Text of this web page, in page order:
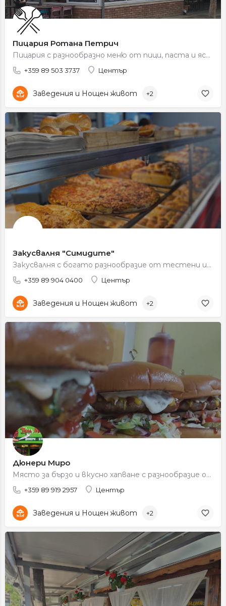
Пицария Ротана Петрич
Пицария с разнообразно меню от пици, паста и ястия, подходяща за семейни и приятелски срещи.
+359 89 503 3737 Център
Заведения и Нощен живот +2
Закусвалня "Симидите"
Закусвалня с богато разнообразие от тестени изделия, сандвичи и топли закуски.
+359 89 904 0400 Център
Заведения и Нощен живот +2
Дюнери Миро
Място за бързо и вкусно хапване с разнообразие от дюнери, бургери и топли закуски.
+359 89 919 2957 Център
Заведения и Нощен живот +2